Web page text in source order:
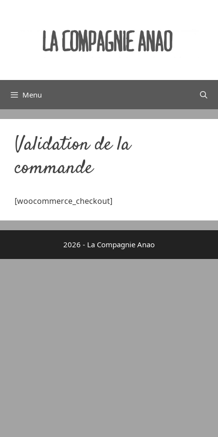
Menu
Validation de la
commande
[woocommerce_checkout]
2026 - La Compagnie Anao